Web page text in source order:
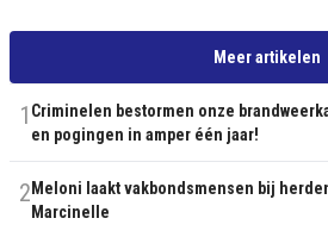
Meer artikelen
1 Criminelen bestormen onze
en pogingen in amper één jaar!
2 Meloni laakt vakbondsmensen bij
Marcinelle